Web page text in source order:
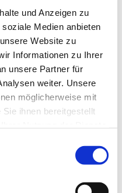
und Anzeigen zu
Medien anbieten
Website zu
Informationen zu Ihrer
unsere Partner für
weiter. Unsere
möglicherweise mit
ihnen bereitgestellt